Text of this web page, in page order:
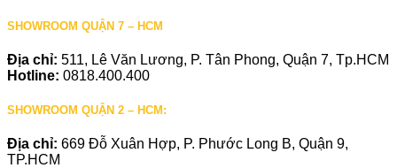
SHOWROOM QUẬN 7 – HCM
Địa chỉ: 511, Lê Văn Lương, P. Tân Phong, Quận 7, Tp.HCM
Hotline: 0818.400.400
SHOWROOM QUẬN 2 – HCM:
Địa chỉ: 669 Đỗ Xuân Hợp, P. Phước Long B, Quận 9,
TP.HCM